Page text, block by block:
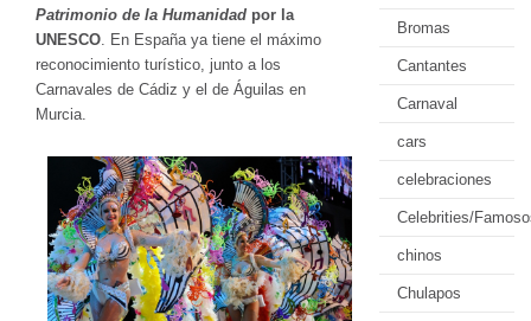
Patrimonio de la Humanidad por la
UNESCO . En España ya tiene el máximo
reconocimiento turístico, junto a los
Carnavales de Cádiz y el de Águilas en
Murcia.
Bromas
Cantantes
Carnaval
cars
celebraciones
Celebrities/
chinos
Chulapos